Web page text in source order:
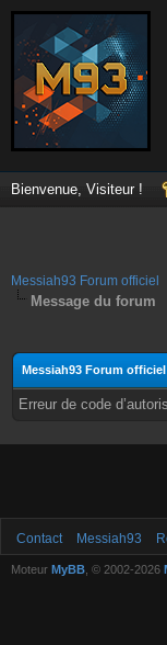
Bienvenue, Visiteur !
Messiah93 Forum officiel
Message du forum
Messiah93 Forum officiel
Erreur de code
Contact Messiah93
Moteur MyBB , © 2002-2026